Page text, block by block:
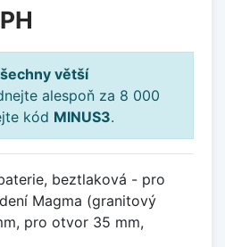
větší
alespoň za 8 000
kód MINUS3.
beztlaková - pro
Magma (granitový
pro otvor 35 mm,